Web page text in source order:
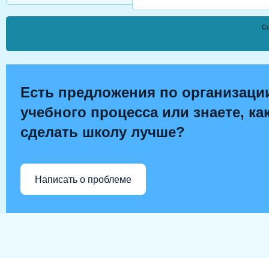
Есть предложения по
учебного процесса или знаете,
сделать школу лучше?
Написать о проблеме